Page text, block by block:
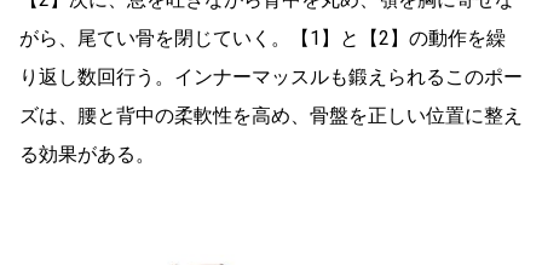
がら、尾てい骨を閉じていく。【1】と【2】の動作を繰
り返し数回行う。インナーマッスルも鍛えられるこのポー
ズは、腰と背中の柔軟性を高め、骨盤を正しい位置に整え
る効果がある。